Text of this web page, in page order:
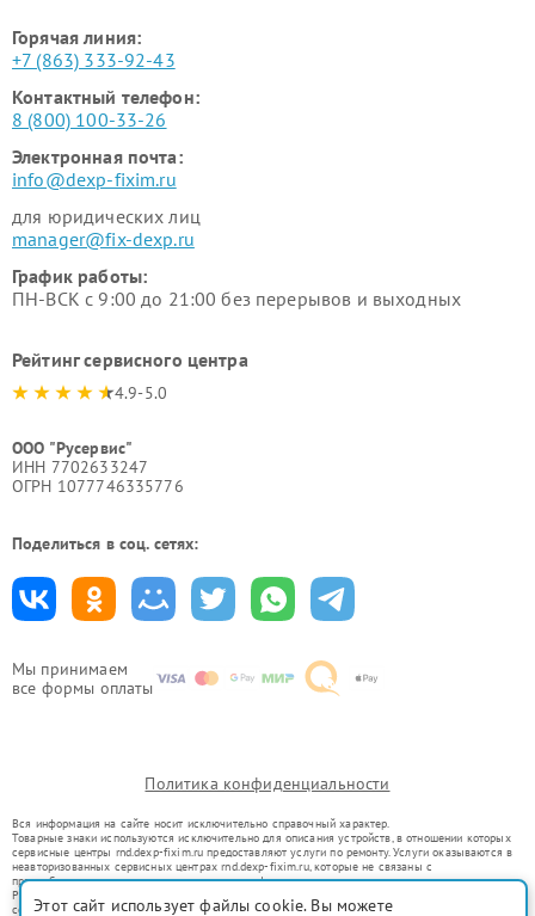
Мы принимаем
все формы оплаты
Горячая линия:
+7 (863) 333-92-43
Контактный телефон:
8 (800) 100-33-26
Электронная почта:
info@dexp-fixim.ru
для юридических лиц
manager@fix-dexp.ru
График работы:
ПН-ВСК с 9:00 до 21:00 без перерывов и выходных
Рейтинг сервисного центра
4.9-5.0
ООО "Русервис"
ИНН 7702633247
ОГРН 1077746335776
Поделиться в соц. сетях:
Политика конфиденциальности
Вся информация на сайте носит исключительно справочный характер.
Товарные знаки используются исключительно для описания устройств, в отношении которых
сервисные центры rnd.dexp-fixim.ru предоставляют услуги по ремонту. Услуги оказываются в
неавторизованных сервисных центрах rnd.dexp-fixim.ru, которые не связаны с
правообладателями товарных знаков или их официальными представителями.
Ремонт осуществляется для устройств, уже введенных в гражданский оборот в соответствии
со статьей 1487 ГК РФ.
Этот сайт использует файлы cookie. Вы можете